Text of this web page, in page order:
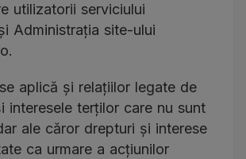
utilizatorii serviciului
Administrația site-ului
aplică și relațiilor legate de
interesele terților care nu sunt
ale căror drepturi și interese
ca urmare a acțiunilor